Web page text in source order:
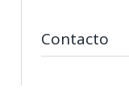
Contacto